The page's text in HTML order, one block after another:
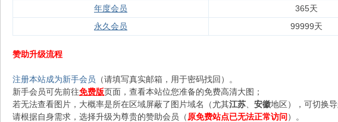
年度会员
365天
永久会员
99999天
赞助升级流程
注册本站成为新手会员 （请填写真实邮箱，用于密码找回）。
新手会员可先前往免费版页面，查看本站位您准备的免费高清大图；
若无法查看图片，大概率是所在区域屏蔽了图片域名（尤其江苏 安徽地区），可切换
请根据自身需求，选择升级为尊贵的赞助会员（原免费站点已无法正常访问 ）。